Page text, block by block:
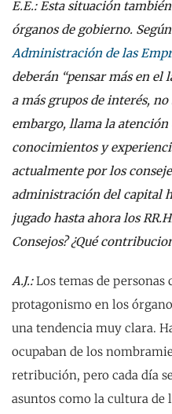
E.E.: Esta situación
órganos de gobierno.
Administración de las
deberán “pensar más en
a más grupos de interés,
embargo, llama la
conocimientos y
actualmente por los
administración del capital
jugado hasta ahora los
Consejos? ¿Qué
A.J.:Los temas de personas
protagonismo en los
una tendencia muy clara.
ocupaban de los
retribución, pero cada día
asuntos como la cultura de